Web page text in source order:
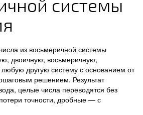
системы
из восьмеричной системы
двоичную, восьмеричную,
другую систему с основанием от
решением. Результат
целые числа переводятся без
точности, дробные — с